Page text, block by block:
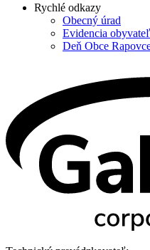
Rychlé odkazy
Obecný úrad
Evidencia
Deň Obce